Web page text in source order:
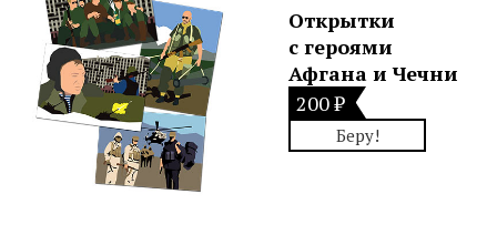
Открытки
с героями
Афгана и Чечни
200 ₽
Беру!